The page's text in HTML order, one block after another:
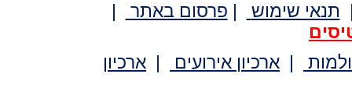
תנאי שימוש | פרסום באתר
|
| ארכיון אירועים | ארכיון